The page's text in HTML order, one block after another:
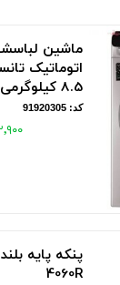
ماشین
اتوماتیک
8.5 کیلوگرمی مدل+ WM-8514
کد: 91920305
پنکه پایه
4060R